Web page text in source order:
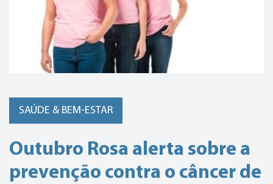
SAÚDE & BEM-ESTAR
Outubro Rosa alerta sobre a
prevenção contra o câncer de